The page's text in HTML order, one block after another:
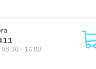
08.30 - 16.00